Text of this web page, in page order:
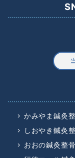
かみやま鍼灸
しおやき鍼灸
おおの鍼灸整